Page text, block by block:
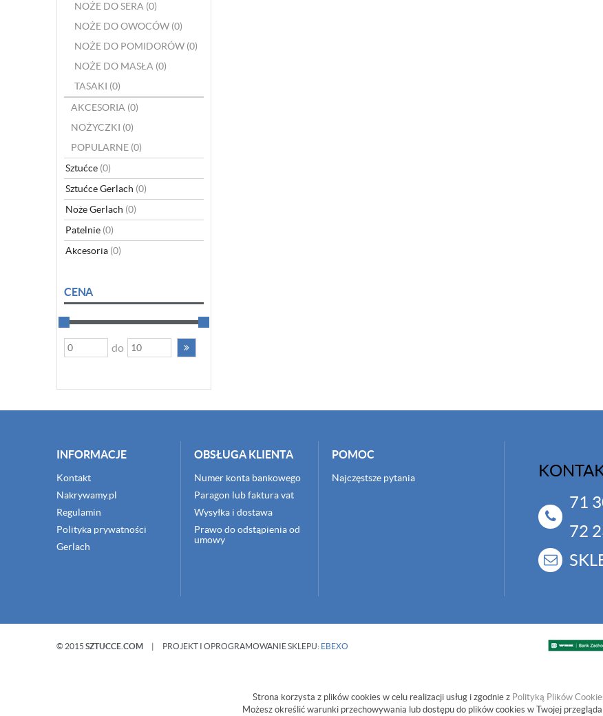
NOŻE DO SERA (0)
NOŻE DO OWOCÓW (0)
NOŻE DO POMIDORÓW (0)
NOŻE DO MASŁA (0)
TASAKI (0)
AKCESORIA (0)
NOŻYCZKI (0)
POPULARNE (0)
Sztućce (0)
Sztućce Gerlach (0)
Noże Gerlach (0)
Patelnie (0)
Akcesoria (0)
CENA
do
INFORMACJE
Kontakt
Nakrywamy.pl
Regulamin
Polityka prywatności
Gerlach
OBSŁUGA KLIENTA
Numer konta bankowego
Paragon lub faktura vat
Wysyłka i dostawa
Prawo do odstąpienia od
umowy
POMOC
Najczęstsze pytania
71
72
© 2015 SZTUCCE.COM | PROJEKT I OPROGRAMOWANIE SKLEPU: EBEXO
Strona korzysta z plików cookies w celu realizacji usług i zgodnie z Polityką Plików
Możesz określić warunki przechowywania lub dostępu do plików cookies w Twojej